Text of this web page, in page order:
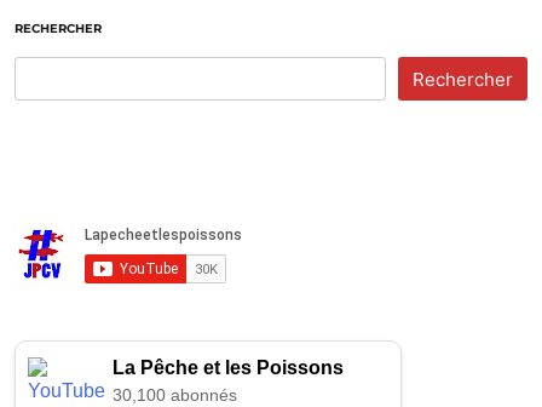
RECHERCHER
Rechercher
La Pêche et les Poissons
30,100 abonnés